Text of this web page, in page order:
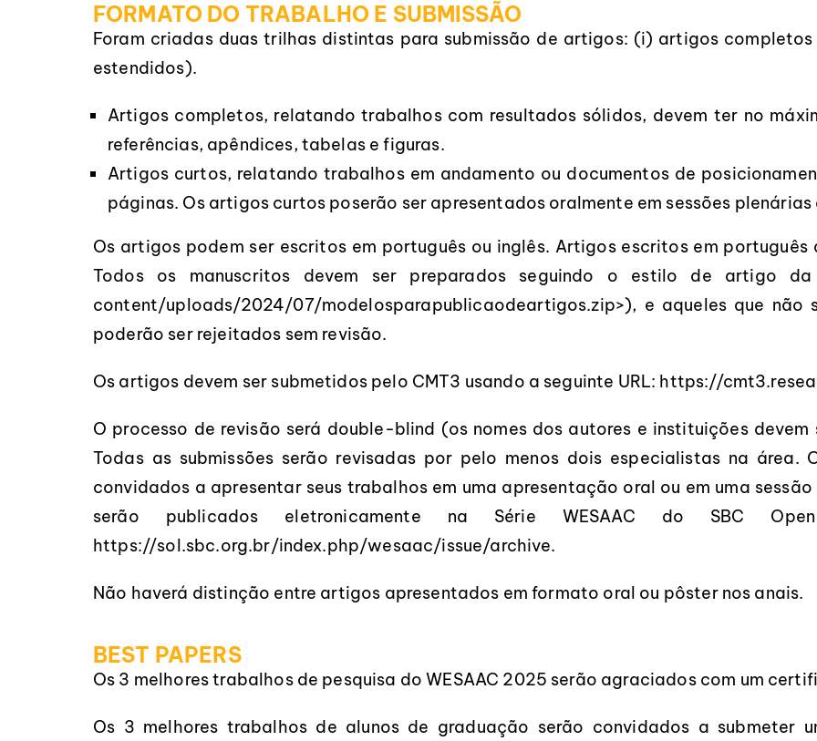
FORMATO DO TRABALHO E SUBMISSÃO
Foram criadas duas trilhas distintas para submissão de artigos: (i) artigos
estendidos).
Artigos completos, relatando trabalhos com resultados sólidos, devem ter no
referências, apêndices, tabelas e figuras.
Artigos curtos, relatando trabalhos em andamento ou documentos de
páginas. Os artigos curtos poserão ser apresentados oralmente em sessões plenárias
Os artigos podem ser escritos em português ou inglês. Artigos escritos em português
Todos os manuscritos devem ser preparados seguindo o estilo de artigo
content/uploads/2024/07/modelosparapublicaodeartigos.zip>), e aqueles que não
poderão ser rejeitados sem revisão.
Os artigos devem ser submetidos pelo CMT3 usando a seguinte URL: https://
O processo de revisão será double-blind (os nomes dos autores e instituições
Todas as submissões serão revisadas por pelo menos dois especialistas na
convidados a apresentar seus trabalhos em uma apresentação oral ou em uma
serão publicados eletronicamente na Série WESAAC do SBC
https://sol.sbc.org.br/index.php/wesaac/issue/archive.
Não haverá distinção entre artigos apresentados em formato oral ou pôster nos anais.
BEST PAPERS
Os 3 melhores trabalhos de pesquisa do WESAAC 2025 serão agraciados com um
Os 3 melhores trabalhos de alunos de graduação serão convidados a submeter